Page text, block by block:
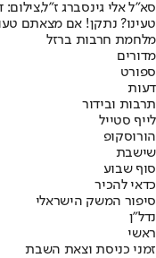
סא"ל אלי גינסברג ז"ל,צילום:
טעינו? נתקן! אם מצאתם
מלחמת חרבות ברזל
מדורים
ספורט
דעות
תרבות ובידור
לייף סטייל
הורוסקופ
שישבת
סוף שבוע
כדאי להכיר
סיפור המשק הישראלי
נדל"ן
ראשי
זמני כניסת וצאת השבת